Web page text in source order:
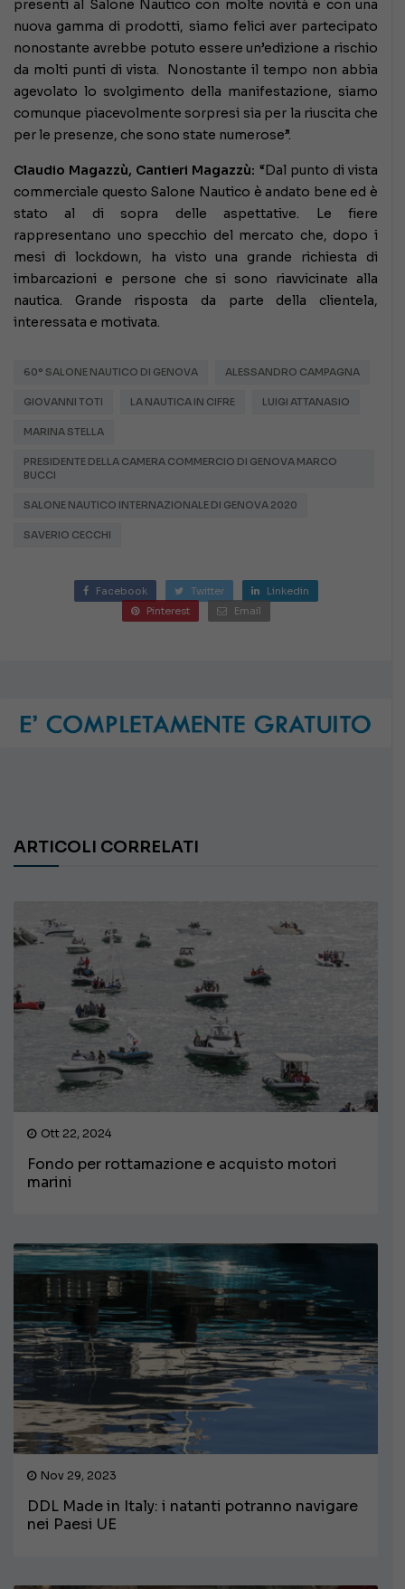
presenti al Salone Nautico con molte novità e con una
nuova gamma di prodotti, siamo felici aver partecipato
nonostante avrebbe potuto essere un’edizione a rischio
da molti punti di vista. Nonostante il tempo non abbia
agevolato lo svolgimento della manifestazione, siamo
comunque piacevolmente sorpresi sia per la riuscita che
per le presenze, che sono state numerose”.
Claudio Magazzù, Cantieri Magazzù: “Dal punto di vista
commerciale questo Salone Nautico è andato bene ed è
stato al di sopra delle aspettative. Le fiere
rappresentano uno specchio del mercato che, dopo i
mesi di lockdown, ha visto una grande richiesta di
imbarcazioni e persone che si sono riavvicinate alla
nautica. Grande risposta da parte della clientela,
interessata e motivata.
60° SALONE NAUTICO DI GENOVA ALESSANDRO CAMPAGNA
GIOVANNI TOTI LA NAUTICA IN CIFRE LUIGI ATTANASIO
MARINA STELLA
PRESIDENTE DELLA CAMERA COMMERCIO DI GENOVA MARCO
BUCCI
SALONE NAUTICO INTERNAZIONALE DI GENOVA 2020
SAVERIO CECCHI
Facebook Twitter
Linkedin
Pinterest
Email
ARTICOLI CORRELATI
Ott 22, 2024
Fondo per rottamazione e acquisto motori
marini
Nov 29, 2023
DDL Made in Italy: i natanti potranno navigare
nei Paesi UE